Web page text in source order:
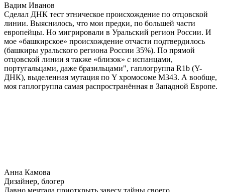
Вадим Иванов
Сделал ДНК тест этническое происхождение по отцовской
линии. Выяснилось, что мои предки, по большей части
европейцы. Но мигрировали в Уральский регион России. И
мое «башкирское» происхождение отчасти подтвердилось
(башкиры уральского региона России 35%). По прямой
отцовской линии я также «близок» с испанцами,
португальцами, даже бразильцами", гаплогруппа R1b (Y-
ДНК), выделенная мутация по Y хромосоме М343. А вообще,
моя гаплогруппа самая распространённая в Западной Европе.
Анна Камова
Дизайнер, блогер
Давно мечтала приоткрыть завесу тайны своего